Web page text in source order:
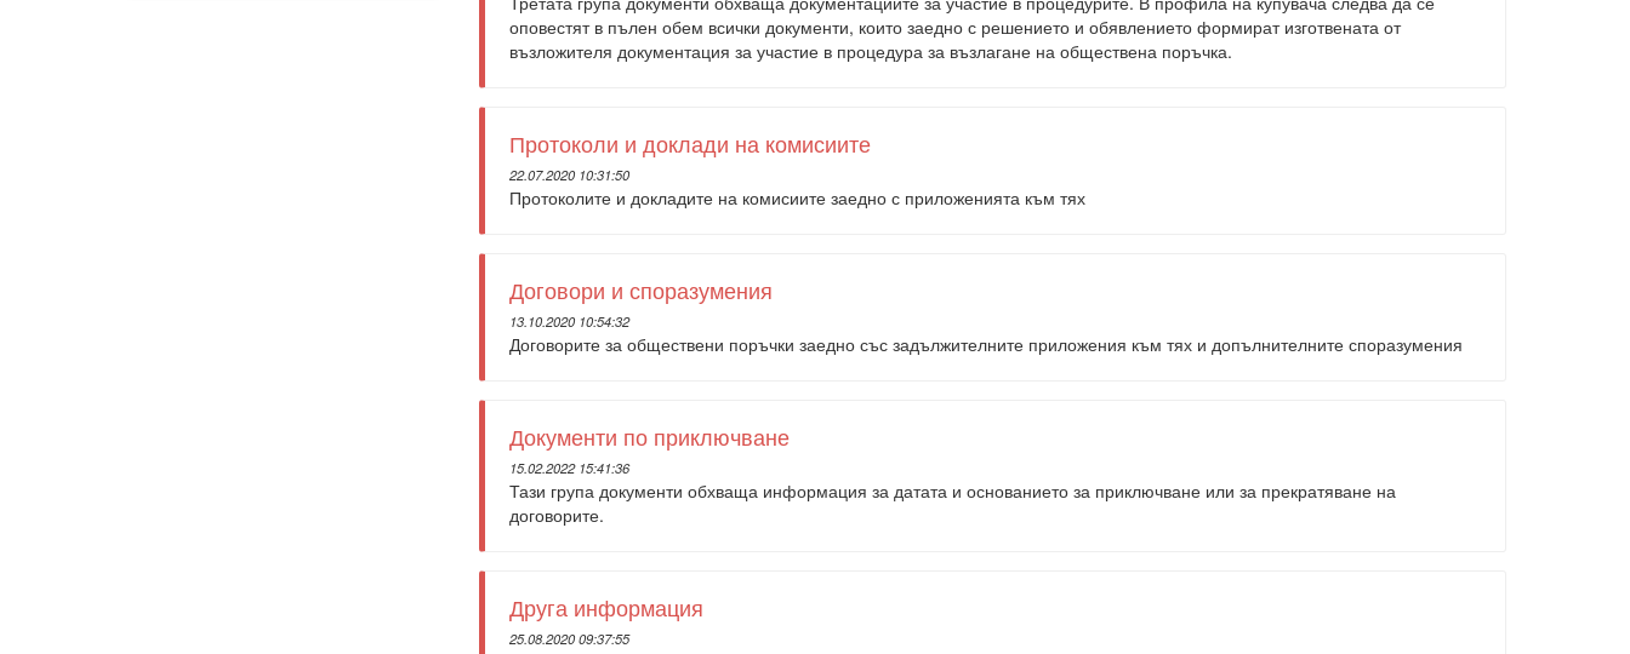
оповестят в пълен обем всички документи, които заедно с ре­шението и обявлението формират изготвената от
възложителя документация за участие в процедура за възлагане на обще­ствена поръчка.
Протоколи и доклади на комисиите
22.07.2020 10:31:50
Протоколите и докладите на комисиите заедно с приложенията към тях
Договори и споразумения
13.10.2020 10:54:32
Договорите за обществени поръчки заедно със задължителните приложения към тях и допълнителните споразумения
Документи по приключване
15.02.2022 15:41:36
Тази група документи обхваща информация за датата и основанието за приключване или за прекратяване на
договорите.
Друга информация
25.08.2020 09:37:55